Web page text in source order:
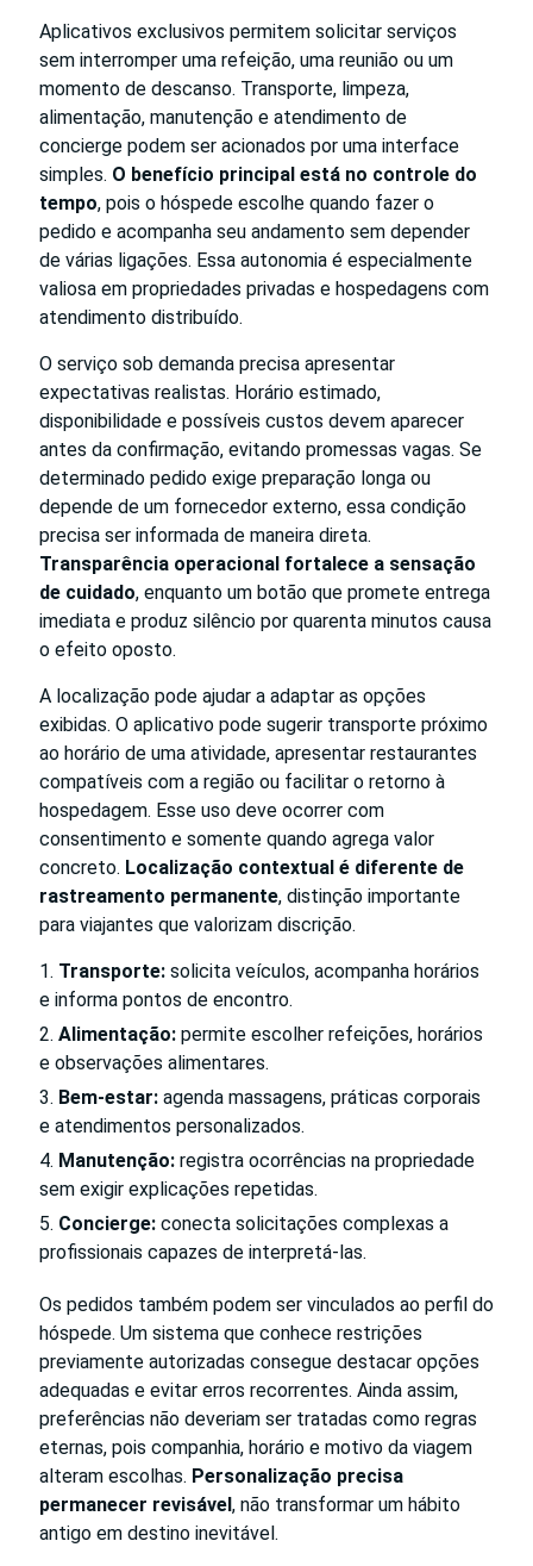
Aplicativos exclusivos permitem solicitar serviços
sem interromper uma refeição, uma reunião ou um
momento de descanso. Transporte, limpeza,
alimentação, manutenção e atendimento de
concierge podem ser acionados por uma interface
simples. O benefício principal está no controle do
tempo, pois o hóspede escolhe quando fazer o
pedido e acompanha seu andamento sem depender
de várias ligações. Essa autonomia é especialmente
valiosa em propriedades privadas e hospedagens com
atendimento distribuído.
O serviço sob demanda precisa apresentar
expectativas realistas. Horário estimado,
disponibilidade e possíveis custos devem aparecer
antes da confirmação, evitando promessas vagas. Se
determinado pedido exige preparação longa ou
depende de um fornecedor externo, essa condição
precisa ser informada de maneira direta.
Transparência operacional fortalece a sensação
de cuidado, enquanto um botão que promete entrega
imediata e produz silêncio por quarenta minutos causa
o efeito oposto.
A localização pode ajudar a adaptar as opções
exibidas. O aplicativo pode sugerir transporte próximo
ao horário de uma atividade, apresentar restaurantes
compatíveis com a região ou facilitar o retorno à
hospedagem. Esse uso deve ocorrer com
consentimento e somente quando agrega valor
concreto. Localização contextual é diferente de
rastreamento permanente, distinção importante
para viajantes que valorizam discrição.
Transporte: solicita veículos, acompanha horários
e informa pontos de encontro.
Alimentação: permite escolher refeições, horários
e observações alimentares.
Bem-estar: agenda massagens, práticas corporais
e atendimentos personalizados.
Manutenção: registra ocorrências na propriedade
sem exigir explicações repetidas.
Concierge: conecta solicitações complexas a
profissionais capazes de interpretá-las.
Os pedidos também podem ser vinculados ao perfil do
hóspede. Um sistema que conhece restrições
previamente autorizadas consegue destacar opções
adequadas e evitar erros recorrentes. Ainda assim,
preferências não deveriam ser tratadas como regras
eternas, pois companhia, horário e motivo da viagem
alteram escolhas. Personalização precisa
permanecer revisável, não transformar um hábito
antigo em destino inevitável.